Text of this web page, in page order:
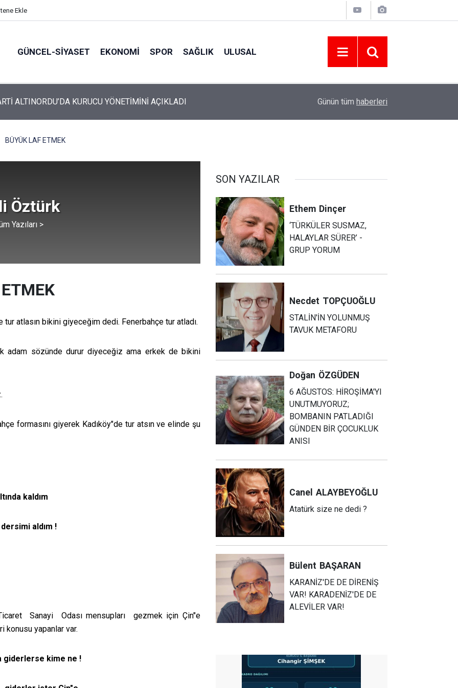
Ekle
GÜNCEL-SIYASET EKONOMI SPOR SAĞLIK ULUSAL
ALTINORDU’DA KURUCU YÖNETİMİNİ AÇIKLADI ORDU ASKF’DEN İŞ DÜNYASINA AMATÖR
Günün tüm haberleri
BÜYÜK LAF ETMEK
Öztürk
Yazıları >
tur atlasın bikini giyeceğim dedi. Fenerbahçe tur atladı.
adam sözünde durur diyeceğiz ama erkek de bikini
formasını giyerek Kadıköy"de tur atsın ve elinde şu
kaldım
aldım !
Sanayi Odası mensupları
gezmek için Çin"e
konusu yapanlar var.
giderlerse kime ne !
SON YAZILAR
Ethem Dinçer
‘TÜRKÜLER SUSMAZ,
HALAYLAR SÜRER’ -
GRUP YORUM
Necdet TOPÇUOĞLU
STALİN'İN YOLUNMUŞ
TAVUK METAFORU
Doğan ÖZGÜDEN
6 AĞUSTOS: HİROŞİMA'YI
UNUTMUYORUZ;
BOMBANIN PATLADIĞI
GÜNDEN BİR ÇOCUKLUK
ANISI
Canel ALAYBEYOĞLU
Atatürk size ne dedi ?
Bülent BAŞARAN
KARANİZ'DE DE DİRENİŞ
VAR! KARADENİZ'DE DE
ALEVİLER VAR!